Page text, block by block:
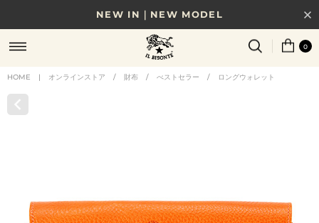
NEW IN｜NEW MODEL
8/17(月)10時まで｜税込11,000円以上で送料無料
贈る相手やシーンから選べる、新しいギフトガイド
0
HOME | オンラインストア / 財布 / べストセラー / ロングウォレット